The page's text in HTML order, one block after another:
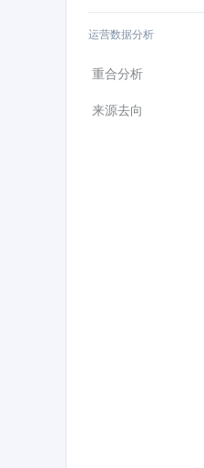
运营数据分析
重合分析
来源去向